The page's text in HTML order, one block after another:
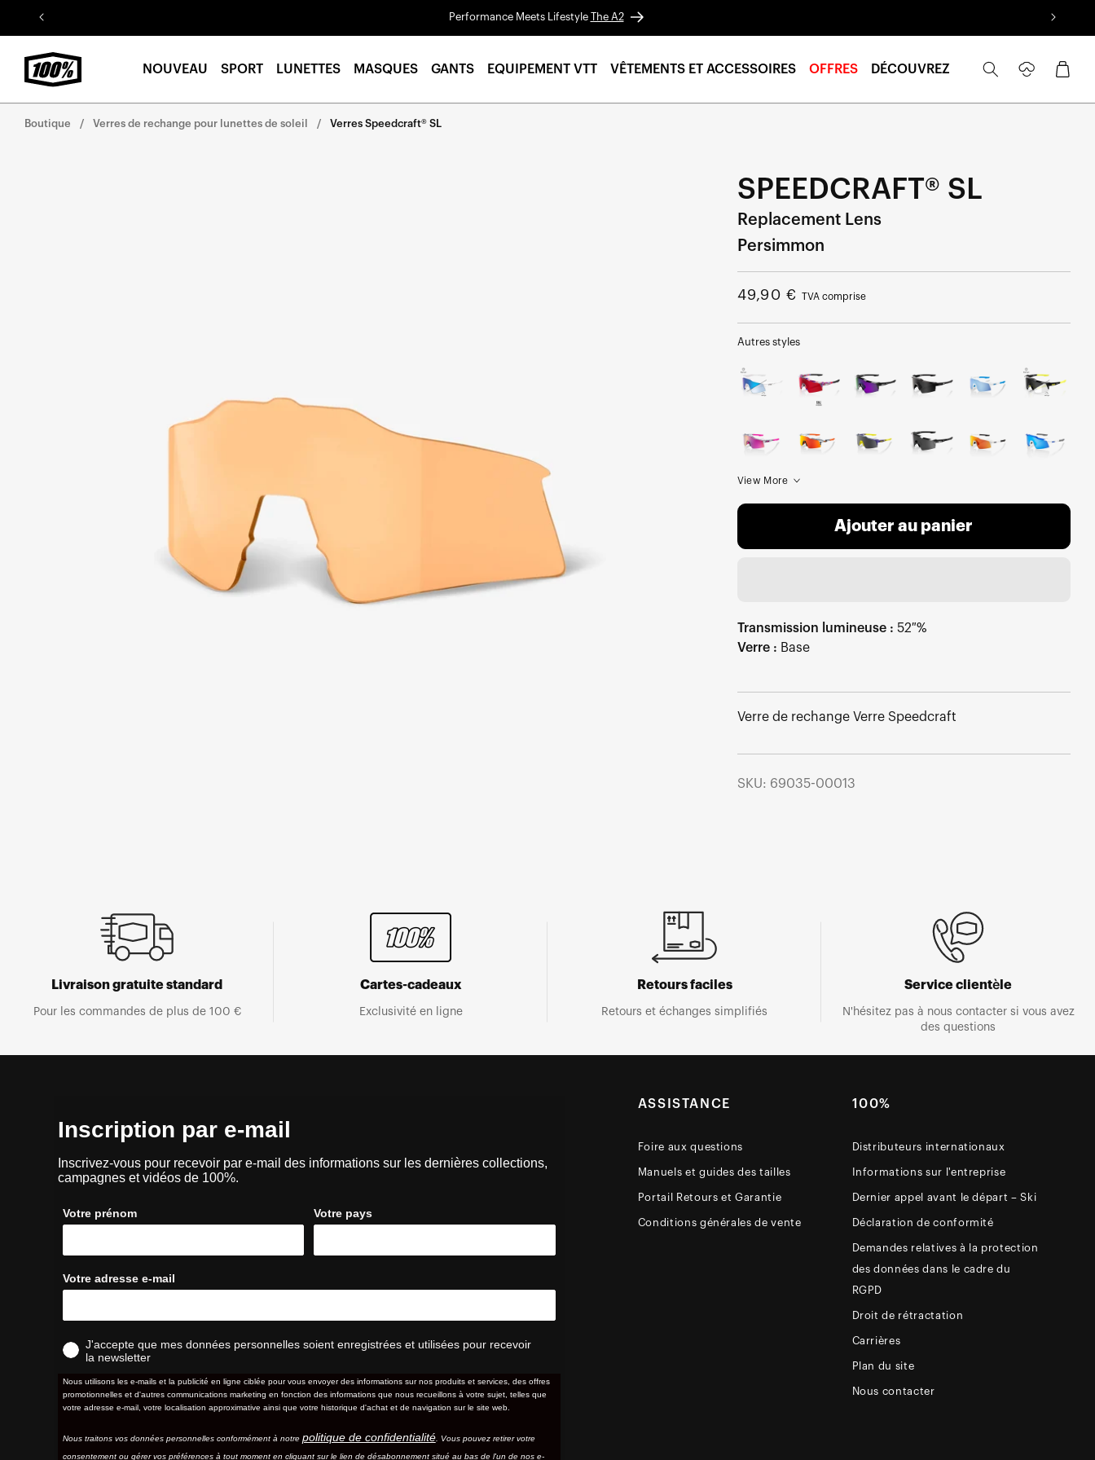
Aller au
contenu
Performance Meets Lifestyle The A2
NOUVEAU SPORT LUNETTES MASQUES GANTS EQUIPEMENT VTT VÊTEMENTS ET ACCESSOIRES OFFRES DÉCOUVREZ
connecter
Panier
Boutique Verres de rechange pour lunettes de soleil Verres Speedcraft® SL
SPEEDCRAFT® SL
Replacement Lens
Persimmon
Prix
49,90 € TVA comprise
Autres styles
View More
Ajouter au panier
Transmission lumineuse : 52 %
Verre : Base
Verre de rechange Verre Speedcraft
SKU: 69035-00013
Livraison gratuite standard
Pour les commandes de plus de 100 €
Cartes-cadeaux
Exclusivité en ligne
Retours faciles
Retours et échanges simplifiés
Service clientèle
N'hésitez pas à nous contacter si vous avez
des questions
Inscription par e-mail
Inscrivez-vous pour recevoir par e-mail des informations sur les dernières collections,
campagnes et vidéos de 100%.
Votre prénom Votre pays
Votre adresse e-mail
J'accepte que mes données personnelles soient enregistrées et utilisées pour recevoir
la newsletter
Nous utilisons les e-mails et la publicité en ligne ciblée pour vous envoyer des informations sur nos produits et services, des offres
promotionnelles et d'autres communications marketing en fonction des informations que nous recueillons à votre sujet, telles que
votre adresse e-mail, votre localisation approximative ainsi que votre historique d'achat et de navigation sur le site web.
Nous traitons vos données personnelles conformément à notre politique de confidentialité. Vous pouvez retirer votre
consentement ou gérer vos préférences à tout moment en cliquant sur le lien de désabonnement situé au bas de l'un de nos e-
ASSISTANCE
Foire aux questions
Manuels et guides des tailles
Portail Retours et Garantie
Conditions générales de vente
100%
Distributeurs internationaux
Informations sur l'entreprise
Dernier appel avant le départ – Ski
Déclaration de conformité
Demandes relatives à la protection
des données dans le cadre du
RGPD
Droit de rétractation
Carrières
Plan du site
Nous contacter